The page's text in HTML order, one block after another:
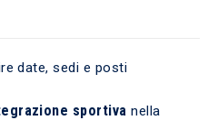
date, sedi e posti
sportiva nella